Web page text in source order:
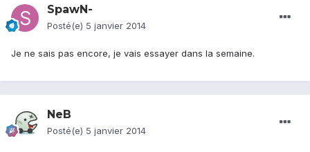
SpawN-
Posté(e) 5 janvier 2014
Je ne sais pas encore, je vais essayer dans la semaine.
NeB
Posté(e) 5 janvier 2014